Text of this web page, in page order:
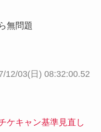
無問題
12/03(日) 08:32:00.52
キャン基準見直し